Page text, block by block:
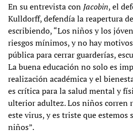
En su entrevista con Jacobin, el
Kulldorff, defendía la reapertura
escribiendo, “Los niños y los
riesgos mínimos, y no hay
pública para cerrar guarderías,
La buena educación no solo es
realización académica y el
es crítica para la salud mental y
ulterior adultez. Los niños corren
este virus, y es triste que estemos
niños”.